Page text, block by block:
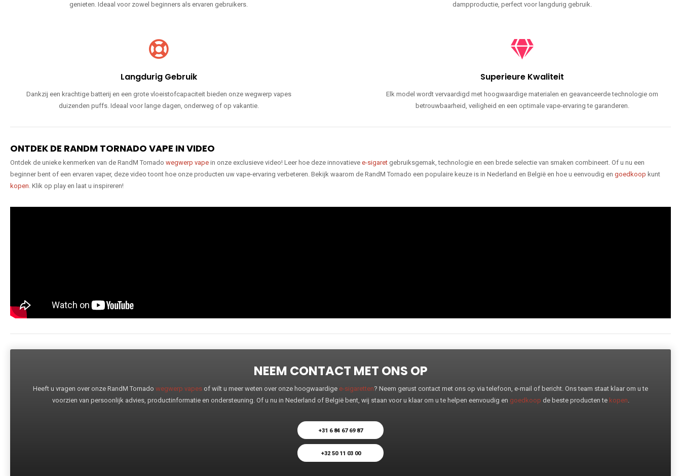
genieten. Ideaal voor zowel beginners als ervaren gebruikers.
dampproductie, perfect voor langdurig gebruik.
Langdurig Gebruik
Dankzij een krachtige batterij en een grote vloeistofcapaciteit bieden onze wegwerp vapes
duizenden puffs. Ideaal voor lange dagen, onderweg of op vakantie.
Superieure Kwaliteit
Elk model wordt vervaardigd met hoogwaardige materialen en geavanceerde technologie om
betrouwbaarheid, veiligheid en een optimale vape-ervaring te garanderen.
ONTDEK DE RANDM TORNADO VAPE IN VIDEO
Ontdek de unieke kenmerken van de RandM Tornado wegwerp vape in onze exclusieve video! Leer hoe deze innovatieve e-sigaret gebruiksgemak, technologie en een brede selectie van smaken combineert. Of u nu een
beginner bent of een ervaren vaper, deze video toont hoe onze producten uw vape-ervaring verbeteren. Bekijk waarom de RandM Tornado een populaire keuze is in Nederland en België en hoe u eenvoudig en goedkoop kunt
kopen. Klik op play en laat u inspireren!
NEEM CONTACT MET ONS OP
Heeft u vragen over onze RandM Tornado wegwerp vapes of wilt u meer weten over onze hoogwaardige e-sigaretten? Neem gerust contact met ons op via telefoon, e-mail of bericht. Ons team staat klaar om u te
voorzien van persoonlijk advies, productinformatie en ondersteuning. Of u nu in Nederland of België bent, wij staan voor u klaar om u te helpen eenvoudig en goedkoop de beste producten te kopen.
+31 6 84 67 69 87
+32 50 11 03 00